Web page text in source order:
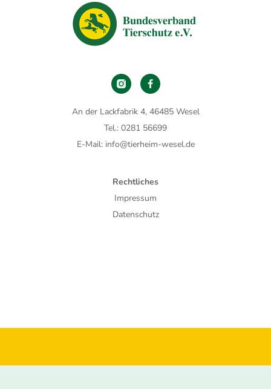
An der Lackfabrik 4, 46485 Wesel
Tel.: 0281 56699
E-Mail: info@tierheim-wesel.de
Rechtliches
Impressum
Datenschutz